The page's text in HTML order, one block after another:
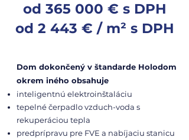
od 365 000 € s DPH
od 2 443 € / m² s DPH
​Dom dokončený v štandarde Holodom
okrem iného obsahuje
inteligentnú elektroinštaláciu
tepelné čerpadlo vzduch-voda s
rekuperáciou tepla
predprípravu pre FVE a nabíjaciu stanicu